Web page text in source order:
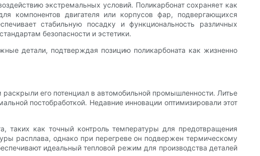
экстремальных условий. Поликарбонат сохраняет как
компонентов двигателя или корпусов фар, подвергающихся
стабильную посадку и функциональность различных
безопасности и эстетики.
детали, подтверждая позицию поликарбоната как жизненно
его потенциал в автомобильной промышленности. Литье
постобработкой. Недавние инновации оптимизировали этот
таких как точный контроль температуры для предотвращения
расплава, однако при перегреве он подвержен термическому
идеальный тепловой режим для производства деталей